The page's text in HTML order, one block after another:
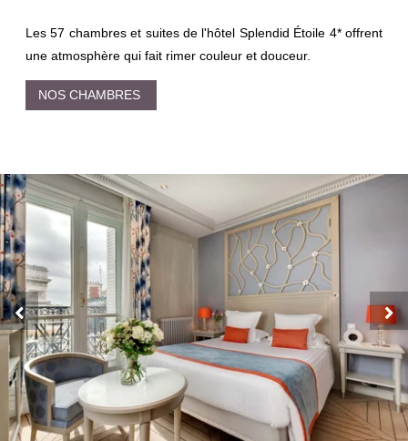
Les 57 chambres et suites de l'hôtel Splendid Étoile 4* offrent
une atmosphère qui fait rimer couleur et douceur.
NOS CHAMBRES
CHAMBRES ET SUITES
PETIT-DÉJEUNER & BAR
OFFRES SPÉCIALES
GALERIE
CONTACT
1 avenue Carnot
75017 Paris
+33 1 45 72 72 00
hotel@hsplendid.com